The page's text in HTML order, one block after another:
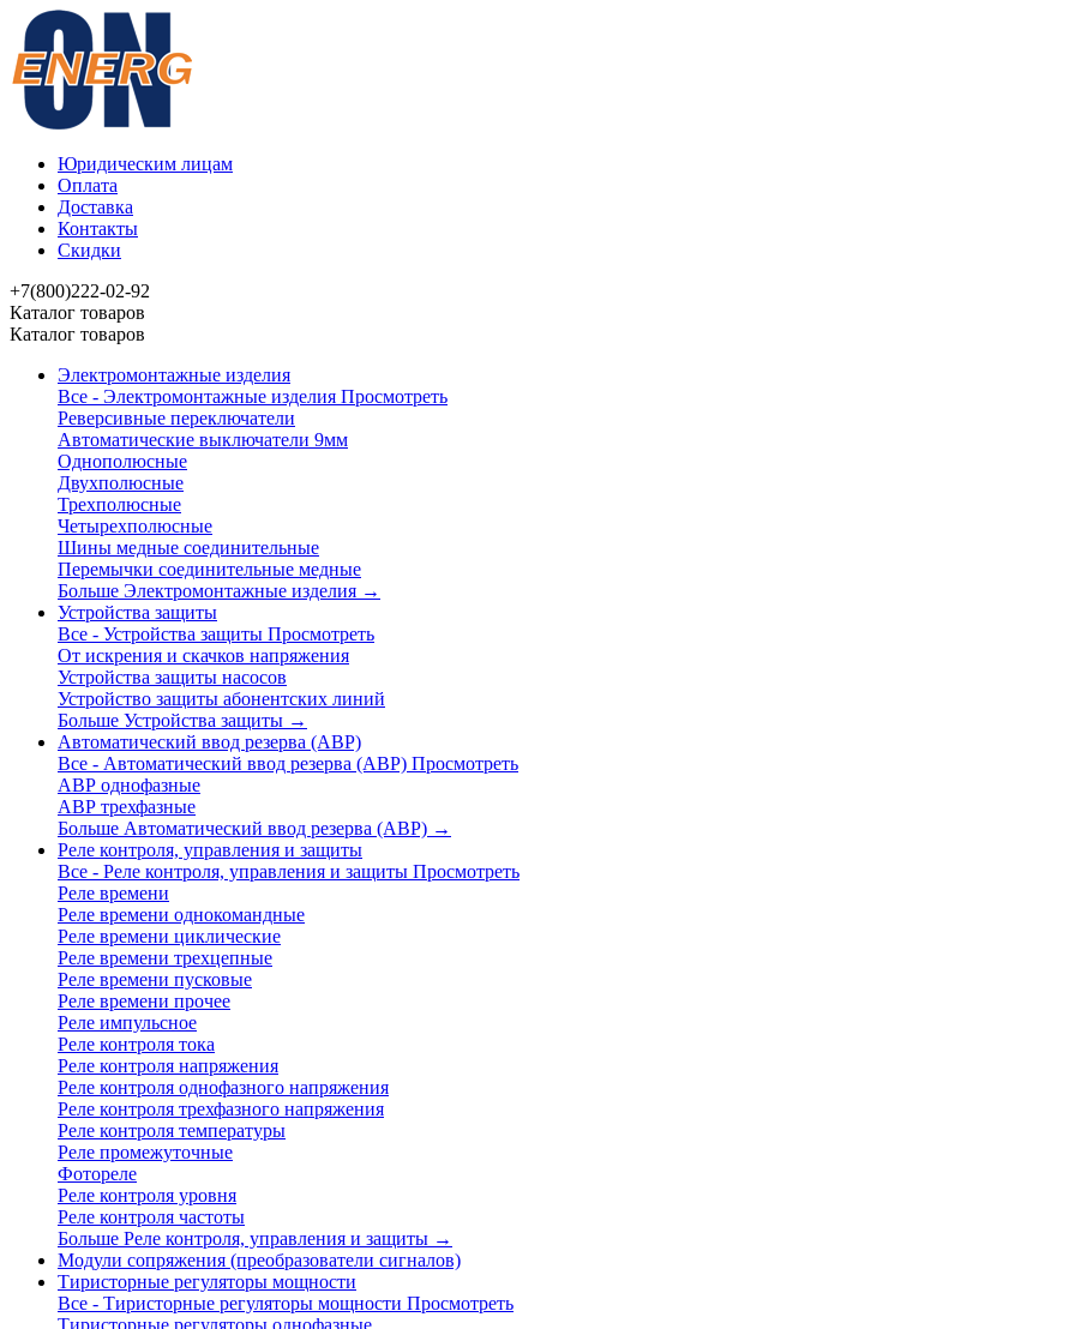
Юридическим лицам
Оплата
Доставка
Контакты
Скидки
+7(800)222-02-92
Каталог товаров
Каталог товаров
Электромонтажные изделия
Все - Электромонтажные изделия Просмотреть
Реверсивные переключатели
Автоматические выключатели 9мм
Однополюсные
Двухполюсные
Трехполюсные
Четырехполюсные
Шины медные соединительные
Перемычки соединительные медные
Больше Электромонтажные изделия →
Устройства защиты
Все - Устройства защиты Просмотреть
От искрения и скачков напряжения
Устройства защиты насосов
Устройство защиты абонентских линий
Больше Устройства защиты →
Автоматический ввод резерва (АВР)
Все - Автоматический ввод резерва (АВР) Просмотреть
АВР однофазные
АВР трехфазные
Больше Автоматический ввод резерва (АВР) →
Реле контроля, управления и защиты
Все - Реле контроля, управления и защиты Просмотреть
Реле времени
Реле времени однокомандные
Реле времени циклические
Реле времени трехцепные
Реле времени пусковые
Реле времени прочее
Реле импульсное
Реле контроля тока
Реле контроля напряжения
Реле контроля однофазного напряжения
Реле контроля трехфазного напряжения
Реле контроля температуры
Реле промежуточные
Фотореле
Реле контроля уровня
Реле контроля частоты
Больше Реле контроля, управления и защиты →
Модули сопряжения (преобразователи сигналов)
Тиристорные регуляторы мощности
Все - Тиристорные регуляторы мощности Просмотреть
Тиристорные регуляторы однофазные